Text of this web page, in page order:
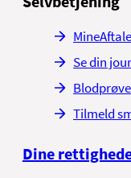
Se din
Blodprøve
Tilmeld
Dine